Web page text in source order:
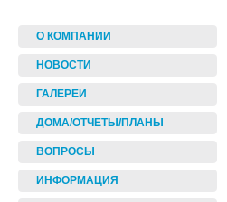
О КОМПАНИИ
НОВОСТИ
ГАЛЕРЕИ
ДОМА/ОТЧЕТЫ/ПЛАНЫ
ВОПРОСЫ
ИНФОРМАЦИЯ